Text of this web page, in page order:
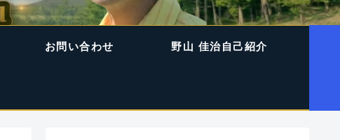
お問い合わせ 野山 佳治自己紹介